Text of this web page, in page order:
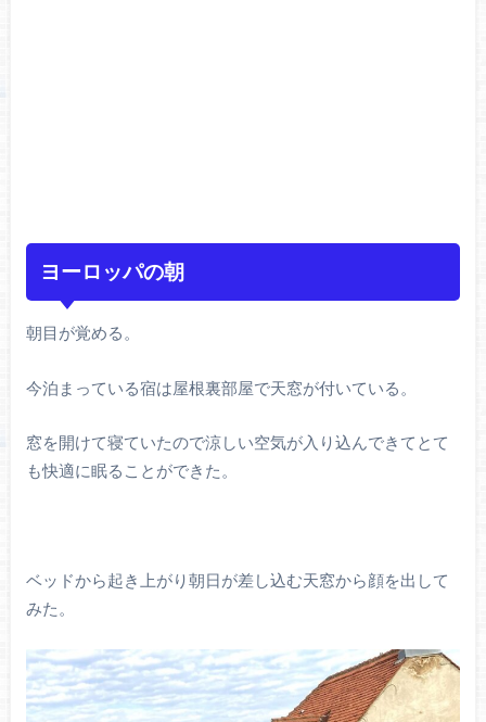
ヨーロッパの朝
朝目が覚める。
今泊まっている宿は屋根裏部屋で天窓が付いている。
窓を開けて寝ていたので涼しい空気が入り込んできてとて
も快適に眠ることができた。
ベッドから起き上がり朝日が差し込む天窓から顔を出して
みた。